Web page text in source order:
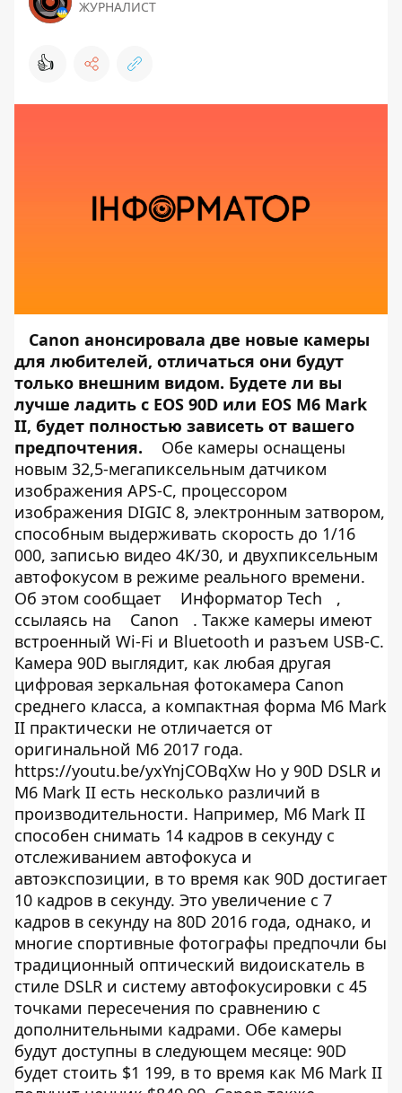
ЖУРНАЛИСТ
👍
Canon анонсировала две новые камеры
для любителей, отличаться они будут
только внешним видом. Будете ли вы
лучше ладить с EOS 90D или EOS M6 Mark
II, будет полностью зависеть от вашего
предпочтения.
Обе камеры оснащены
новым 32,5-мегапиксельным датчиком
изображения APS-C, процессором
изображения DIGIC 8, электронным затвором,
способным выдерживать скорость до 1/16
000, записью видео 4K/30, и двухпиксельным
автофокусом в режиме реального времени.
Об этом сообщает
Информатор Tech
,
ссылаясь на
Canon
. Также камеры имеют
встроенный Wi-Fi и Bluetooth и разъем USB-C.
Камера 90D выглядит, как любая другая
цифровая зеркальная фотокамера Canon
среднего класса, а компактная форма M6 Mark
II практически не отличается от
оригинальной M6 2017 года.
https://youtu.be/yxYnjCOBqXw Но у 90D DSLR и
M6 Mark II есть несколько различий в
производительности. Например, M6 Mark II
способен снимать 14 кадров в секунду с
отслеживанием автофокуса и
автоэкспозиции, в то время как 90D достигает
10 кадров в секунду. Это увеличение с 7
кадров в секунду на 80D 2016 года, однако, и
многие спортивные фотографы предпочли бы
традиционный оптический видоискатель в
стиле DSLR и систему автофокусировки с 45
точками пересечения по сравнению с
дополнительными кадрами. Обе камеры
будут доступны в следующем месяце: 90D
будет стоить $1 199, в то время как M6 Mark II